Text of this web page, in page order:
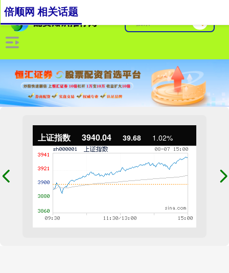
上证指数 3940.04 39.68 1.02%
倍顺网 相关话题